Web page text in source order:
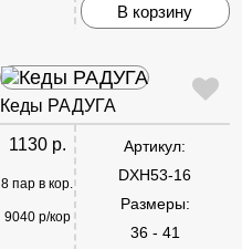
В корзину
Кеды РАДУГА
1130 р.
8 пар в кор.
9040 р/кор
Артикул:
DXH53-16
Размеры:
36 - 41